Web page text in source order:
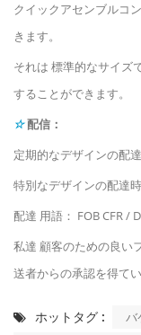
クイックアセンブルコ
きます。
それは 標準的なサイズ
することができます。
☆配信：
定期的なデザインの配
特別なデザインの配達
配達 用語： FOB CFR /
私達 顧客のための良い
送者からの承認を得てい
ホットタグ :
バ